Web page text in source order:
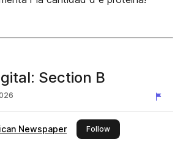
Section B
Newspaper Followthis publisher